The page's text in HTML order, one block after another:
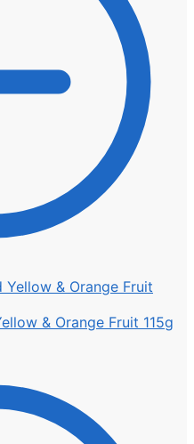
& Orange Fruit 115g